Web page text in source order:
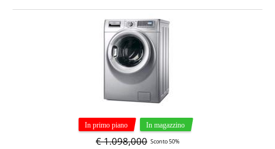
€ 1.098,000 Sconto 50%